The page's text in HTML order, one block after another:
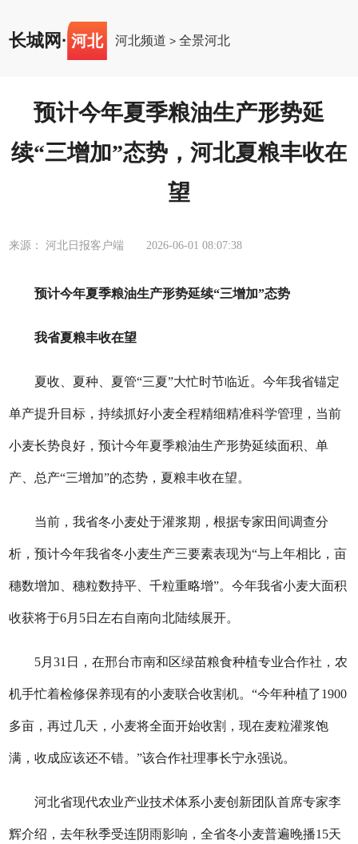
长城网 · 河北 河北频道 >全景河北
预计今年夏季粮油生产形势延
续“三增加”态势，河北夏粮丰收在
望
来源： 河北日报客户端 2026-06-01 08:07:38
预计今年夏季粮油生产形势延续“三增加”态势
我省夏粮丰收在望
夏收、夏种、夏管“三夏”大忙时节临近。今年我省锚定
单产提升目标，持续抓好小麦全程精细精准科学管理，当前
小麦长势良好，预计今年夏季粮油生产形势延续面积、单
产、总产“三增加”的态势，夏粮丰收在望。
当前，我省冬小麦处于灌浆期，根据专家田间调查分
析，预计今年我省冬小麦生产三要素表现为“与上年相比，亩
穗数增加、穗粒数持平、千粒重略增”。今年我省小麦大面积
收获将于6月5日左右自南向北陆续展开。
5月31日，在邢台市南和区绿苗粮食种植专业合作社，农
机手忙着检修保养现有的小麦联合收割机。“今年种植了1900
多亩，再过几天，小麦将全面开始收割，现在麦粒灌浆饱
满，收成应该还不错。”该合作社理事长宁永强说。
河北省现代农业产业技术体系小麦创新团队首席专家李
辉介绍，去年秋季受连阴雨影响，全省冬小麦普遍晚播15天